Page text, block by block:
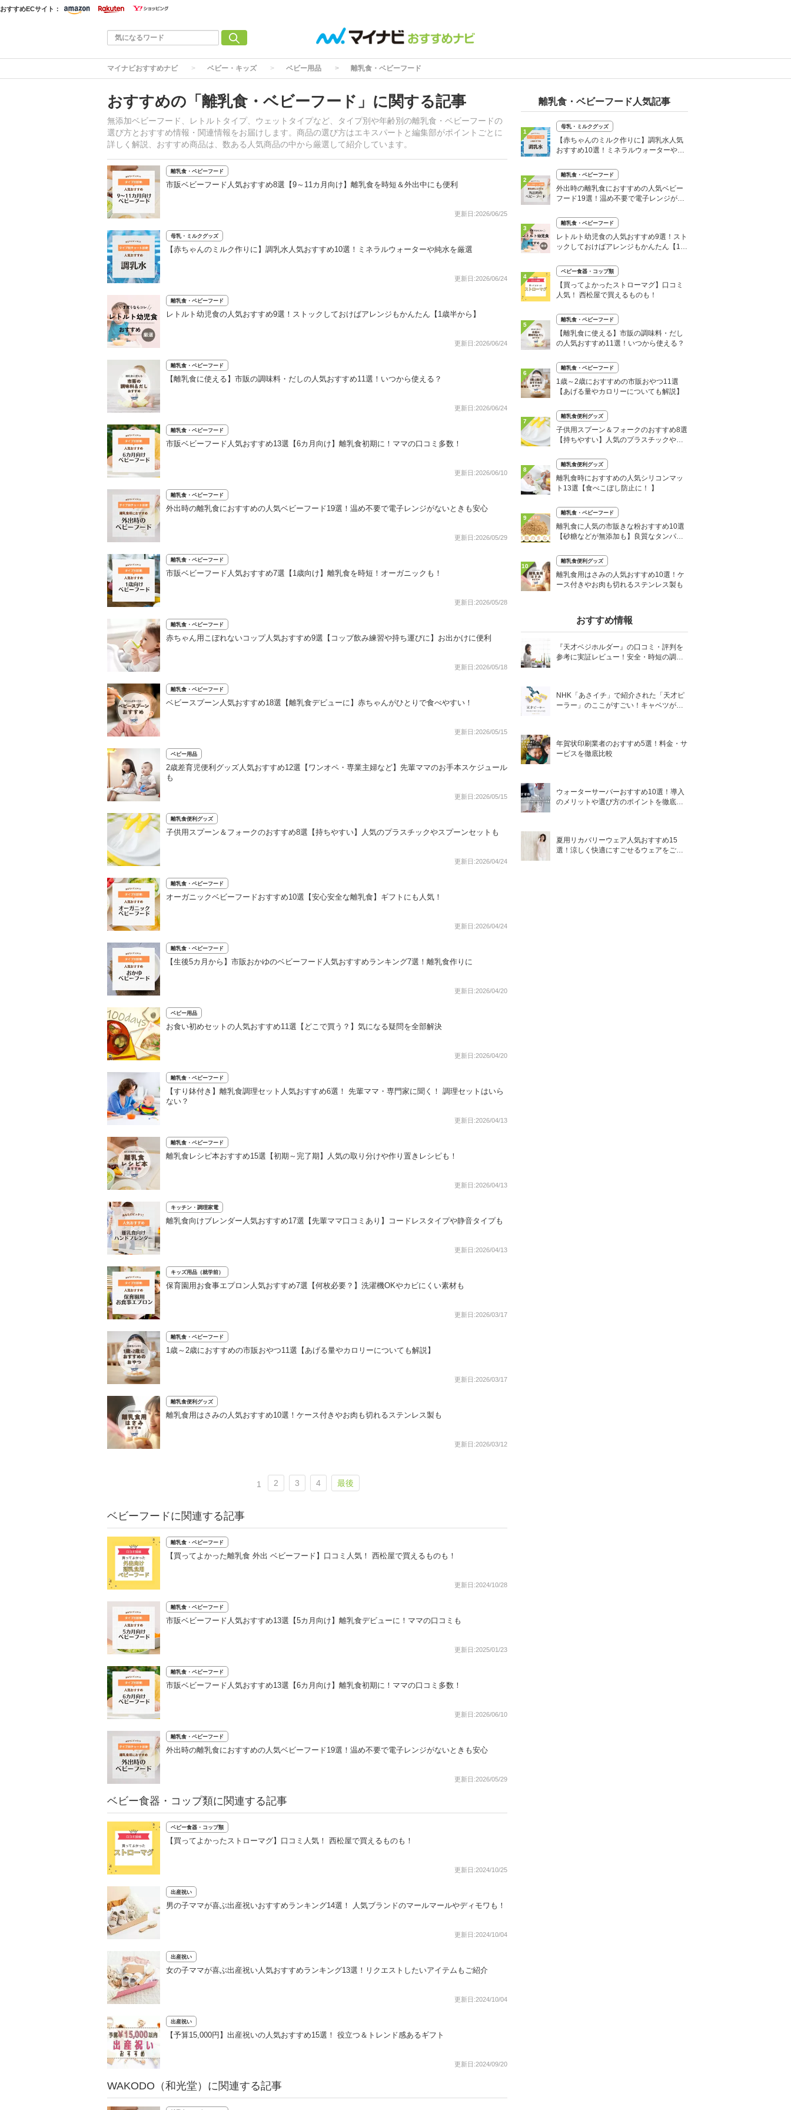
おすすめECサイト：
マイナビおすすめナビ ベビー・キッズ ベビー用品 離乳食・ベビーフード
おすすめの「離乳食・ベビーフード」に関する記事
無添加ベビーフード、レトルトタイプ、ウェットタイプなど、タイプ別や年齢別の離乳食・ベビーフードの
選び方とおすすめ情報・関連情報をお届けします。商品の選び方はエキスパートと編集部がポイントごとに
詳しく解説、おすすめ商品は、数ある人気商品の中から厳選して紹介しています。
離乳食・ベビーフード
市販ベビーフード人気おすすめ8選【9～11カ月向け】離乳食を時短＆外出中にも便利
更新日:2026/06/25
母乳・ミルクグッズ
【赤ちゃんのミルク作りに】調乳水人気おすすめ10選！ミネラルウォーターや純水を厳選
更新日:2026/06/24
離乳食・ベビーフード
レトルト幼児食の人気おすすめ9選！ストックしておけばアレンジもかんたん【1歳半から】
更新日:2026/06/24
離乳食・ベビーフード
【離乳食に使える】市販の調味料・だしの人気おすすめ11選！いつから使える？
更新日:2026/06/24
離乳食・ベビーフード
市販ベビーフード人気おすすめ13選【6カ月向け】離乳食初期に！ママの口コミ多数！
更新日:2026/06/10
離乳食・ベビーフード
外出時の離乳食におすすめの人気ベビーフード19選！温め不要で電子レンジがないときも安心
更新日:2026/05/29
離乳食・ベビーフード
市販ベビーフード人気おすすめ7選【1歳向け】離乳食を時短！オーガニックも！
更新日:2026/05/28
離乳食・ベビーフード
赤ちゃん用こぼれないコップ人気おすすめ9選【コップ飲み練習や持ち運びに】お出かけに便利
更新日:2026/05/18
離乳食・ベビーフード
ベビースプーン人気おすすめ18選【離乳食デビューに】赤ちゃんがひとりで食べやすい！
更新日:2026/05/15
ベビー用品
2歳差育児便利グッズ人気おすすめ12選【ワンオペ・専業主婦など】先輩ママのお手本スケジュール
も
更新日:2026/05/15
離乳食便利グッズ
子供用スプーン＆フォークのおすすめ8選【持ちやすい】人気のプラスチックやスプーンセットも
更新日:2026/04/24
離乳食・ベビーフード
オーガニックベビーフードおすすめ10選【安心安全な離乳食】ギフトにも人気！
更新日:2026/04/24
離乳食・ベビーフード
【生後5カ月から】市販おかゆのベビーフード人気おすすめランキング7選！離乳食作りに
更新日:2026/04/20
ベビー用品
お食い初めセットの人気おすすめ11選【どこで買う？】気になる疑問を全部解決
更新日:2026/04/20
離乳食・ベビーフード
【すり鉢付き】離乳食調理セット人気おすすめ6選！ 先輩ママ・専門家に聞く！ 調理セットはいら
ない？
更新日:2026/04/13
離乳食・ベビーフード
離乳食レシピ本おすすめ15選【初期～完了期】人気の取り分けや作り置きレシピも！
更新日:2026/04/13
キッチン・調理家電
離乳食向けブレンダー人気おすすめ17選【先輩ママ口コミあり】コードレスタイプや静音タイプも
更新日:2026/04/13
キッズ用品（就学前）
保育園用お食事エプロン人気おすすめ7選【何枚必要？】洗濯機OKやカビにくい素材も
更新日:2026/03/17
離乳食・ベビーフード
1歳～2歳におすすめの市販おやつ11選【あげる量やカロリーについても解説】
更新日:2026/03/17
離乳食便利グッズ
離乳食用はさみの人気おすすめ10選！ケース付きやお肉も切れるステンレス製も
更新日:2026/03/12
1 2 3 4 最後
ベビーフードに関連する記事
離乳食・ベビーフード
【買ってよかった離乳食 外出 ベビーフード】口コミ人気！ 西松屋で買えるものも！
更新日:2024/10/28
離乳食・ベビーフード
市販ベビーフード人気おすすめ13選【5カ月向け】離乳食デビューに！ママの口コミも
更新日:2025/01/23
離乳食・ベビーフード
市販ベビーフード人気おすすめ13選【6カ月向け】離乳食初期に！ママの口コミ多数！
更新日:2026/06/10
離乳食・ベビーフード
外出時の離乳食におすすめの人気ベビーフード19選！温め不要で電子レンジがないときも安心
更新日:2026/05/29
ベビー食器・コップ類に関連する記事
ベビー食器・コップ類
【買ってよかったストローマグ】口コミ人気！ 西松屋で買えるものも！
更新日:2024/10/25
出産祝い
男の子ママが喜ぶ出産祝いおすすめランキング14選！ 人気ブランドのマールマールやディモワも！
更新日:2024/10/04
出産祝い
女の子ママが喜ぶ出産祝い人気おすすめランキング13選！リクエストしたいアイテムもご紹介
更新日:2024/10/04
出産祝い
【予算15,000円】出産祝いの人気おすすめ15選！ 役立つ＆トレンド感あるギフト
更新日:2024/09/20
WAKODO（和光堂）に関連する記事
離乳食・ベビーフード人気記事
1
母乳・ミルクグッズ
【赤ちゃんのミルク作りに】調乳水人気
おすすめ10選！ミネラルウォーターや純
2
離乳食・ベビーフード
外出時の離乳食におすすめの人気ベビー
フード19選！温め不要で電子レンジがな
3
離乳食・ベビーフード
レトルト幼児食の人気おすすめ9選！スト
ックしておけばアレンジもかんたん【1歳
4
ベビー食器・コップ類
【買ってよかったストローマグ】口コミ
人気！ 西松屋で買えるものも！
5
離乳食・ベビーフード
【離乳食に使える】市販の調味料・だし
の人気おすすめ11選！いつから使える？
6
離乳食・ベビーフード
1歳～2歳におすすめの市販おやつ11選
【あげる量やカロリーについても解説】
7
離乳食便利グッズ
子供用スプーン＆フォークのおすすめ8選
【持ちやすい】人気のプラスチックやス
8
離乳食便利グッズ
離乳食時におすすめの人気シリコンマッ
ト13選【食べこぼし防止に！ 】
9
離乳食・ベビーフード
離乳食に人気の市販きな粉おすすめ10選
【砂糖などが無添加も】良質なタンパク
10
離乳食便利グッズ
離乳食用はさみの人気おすすめ10選！ケ
ース付きやお肉も切れるステンレス製も
おすすめ情報
『天才ベジホルダー』の口コミ・評判を
参考に実証レビュー！安全・時短の調理
NHK「あさイチ」で紹介された「天才ピ
ーラー」のここがすごい！キャベツがほ
年賀状印刷業者のおすすめ5選！料金・サ
ービスを徹底比較
ウォーターサーバーおすすめ10選！導入
のメリットや選び方のポイントを徹底解
夏用リカバリーウェア人気おすすめ15
選！涼しく快適にすごせるウェアをご紹